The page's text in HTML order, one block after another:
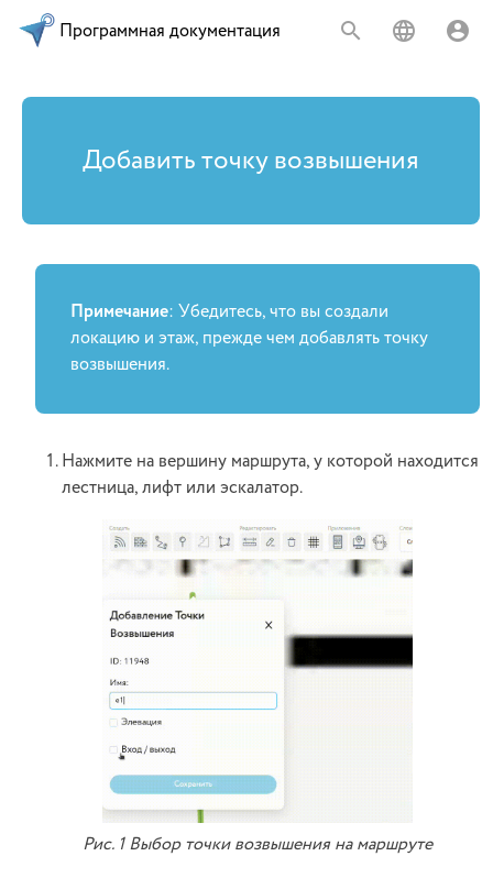
Программная документация
Добавить точку возвышения
Примечание: Убедитесь, что вы создали
локацию и этаж, прежде чем добавлять точку
возвышения.
Нажмите на вершину маршрута, у которой находится
лестница, лифт или эскалатор.
Рис. 1 Выбор точки возвышения на маршруте